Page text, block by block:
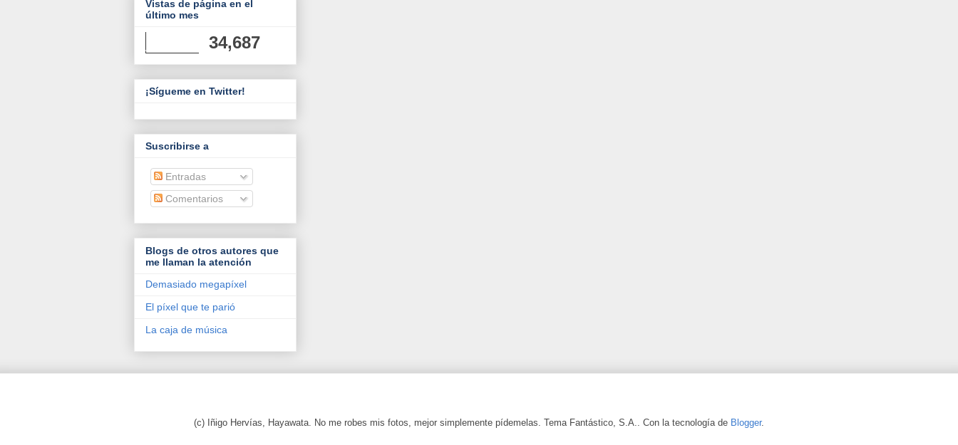
Vistas de página en el
último mes
34,687
¡Sígueme en Twitter!
Suscribirse a
Entradas
Comentarios
Blogs de otros autores que
me llaman la atención
Demasiado megapíxel
El píxel que te parió
La caja de música
(c) Iñigo Hervías, Hayawata. No me robes mis fotos, mejor simplemente pídemelas. Tema Fantástico, S.A.. Con la tecnología de Blogger.